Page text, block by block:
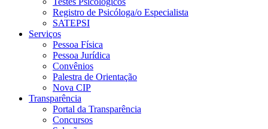
Registro de Psicóloga/o Especialista
SATEPSI
Serviços
Pessoa Física
Pessoa Jurídica
Convênios
Palestra de Orientação
Nova CIP
Transparência
Portal da Transparência
Concursos